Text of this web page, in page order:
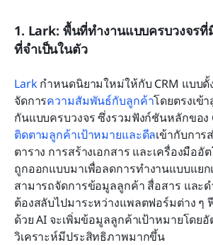
1. Lark: พื้นที่ทำงานแบบครบวงจรที่
ที่จำเป็นในตัว
Lark กำหนดนิยามใหม่ให้กับ CRM แบบดั้
จัดการความสัมพันธ์กับลูกค้าโดยตรงเข้
กันแบบครบวงจร ซึ่งรวมฟังก์ชันหลักของ
ติดตามลูกค้าเป้าหมายและดีลเข้ากับการ
ตาราง การสร้างเอกสาร และเครื่องมือ
ถูกออกแบบมาเพื่อลดการทำงานแบบแย
สามารถจัดการข้อมูลลูกค้า สื่อสาร และด
ต้องสลับไปมาระหว่างแพลตฟอร์มต่าง ๆ
ด้วย AI จะเพิ่มข้อมูลลูกค้าเป้าหมายโดย
วิเคราะห์มีประสิทธิภาพมากขึ้น